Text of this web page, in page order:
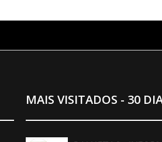
MAIS VISITADOS - 30